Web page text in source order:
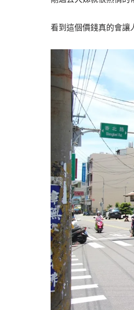
看到這個價錢真的會讓